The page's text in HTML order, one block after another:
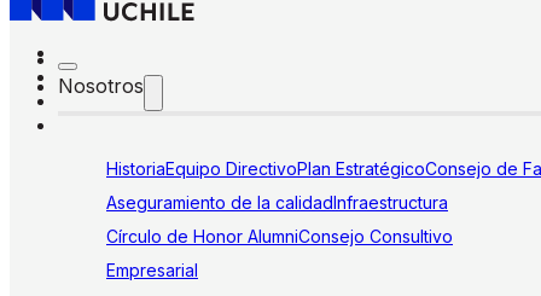
Nosotros
HistoriaEquipo DirectivoPlan EstratégicoConsejo de
Aseguramiento de la calidadInfraestructura
Círculo de Honor AlumniConsejo Consultivo
Empresarial